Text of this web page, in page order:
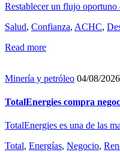
Restablecer un flujo oportuno
Salud, Confianza, ACHC,
Read more
Minería y petróleo 04/08/
TotalEnergies compra
TotalEnergies es una de las
Total, Energías, Negocio,